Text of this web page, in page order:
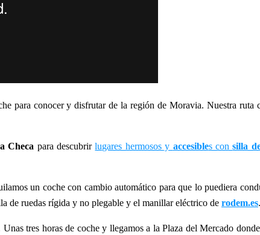
para conocer y disfrutar de la región de Moravia. Nuestra ruta
Checa para descubrirlugares hermosos y accesibles consilla
un coche con cambio automático para que lo puediera
de ruedas rígida y no plegable y el manillar eléctrico de rodem.es.
tres horas de coche y llegamos a la Plaza del Mercado